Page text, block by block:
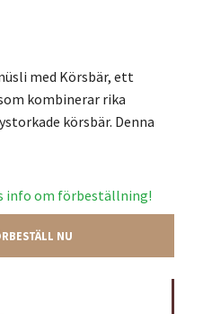
med Körsbär, ett
kombinerar rika
körsbär. Denna
info om förbeställning!
NU